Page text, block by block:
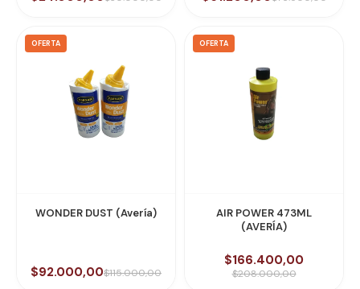
OFERTA
WONDER DUST (Avería)
$92.000,00$115.000,00
OFERTA
AIR POWER 473ML
(AVERÍA)
$166.400,00
$208.000,00